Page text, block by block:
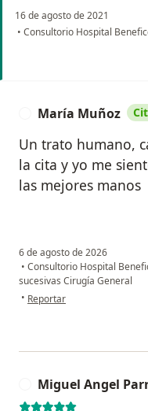
16 de agosto de 2021
• Consultorio Hospital
María Muñoz
Un trato humano,
la cita y yo me
las mejores manos
6 de agosto de 2026
• Consultorio Hospital
sucesivas Cirugía General
• en opinión del usuario
Reportar
Miguel Angel